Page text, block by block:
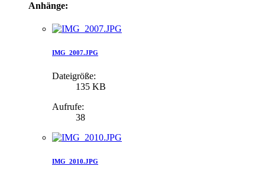
Anhänge:
IMG_2007.JPG
Dateigröße:
135 KB
Aufrufe:
38
IMG_2010.JPG